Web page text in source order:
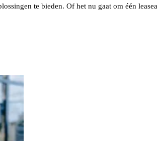
te bieden. Of het nu gaat om één